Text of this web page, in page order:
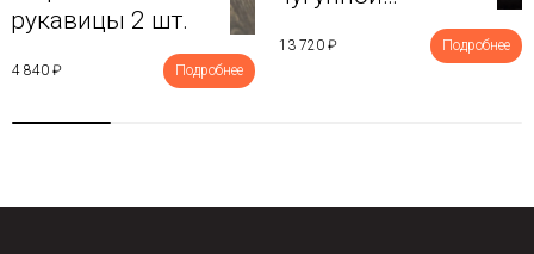
рукавицы 2 шт.
4 840 ₽ Подробнее
13 720 ₽ Подробнее